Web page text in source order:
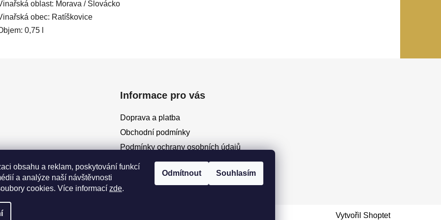
obsahu a reklam, poskytování funkcí
a analýze naší návštěvnosti
cookies. Více informací zde.
Odmítnout Souhlasím
oblast: Morava / Slovácko
obec: Ratíškovice
0,75 l
Informace pro vás
Doprava a platba
Obchodní podmínky
Podmínky ochrany osobních údajů
Moje objednávka
Vytvořil Shoptet